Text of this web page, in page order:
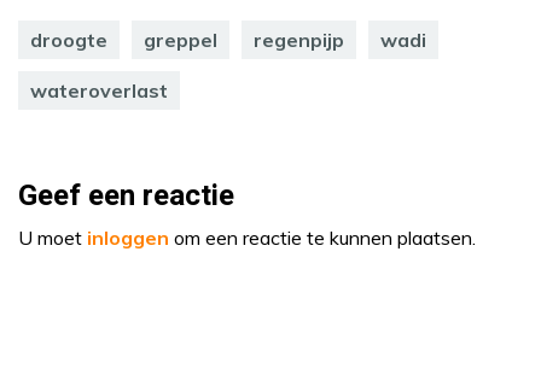
droogte greppel regenpijp wadi
wateroverlast
Geef een reactie
U moet inloggen om een reactie te kunnen plaatsen.